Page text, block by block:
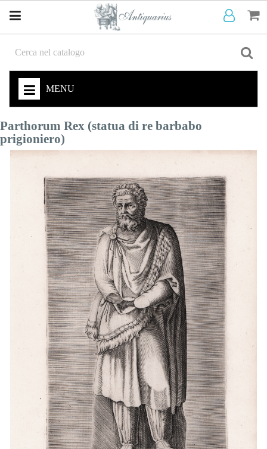
MENU
Parthorum Rex (statua di re barbabo
prigioniero)